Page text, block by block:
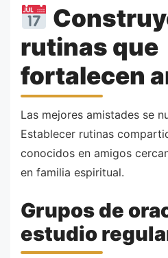
rutinas que
fortalecen
Las mejores amistades se
Establecer rutinas
conocidos en amigos
en familia espiritual.
Grupos de
estudio